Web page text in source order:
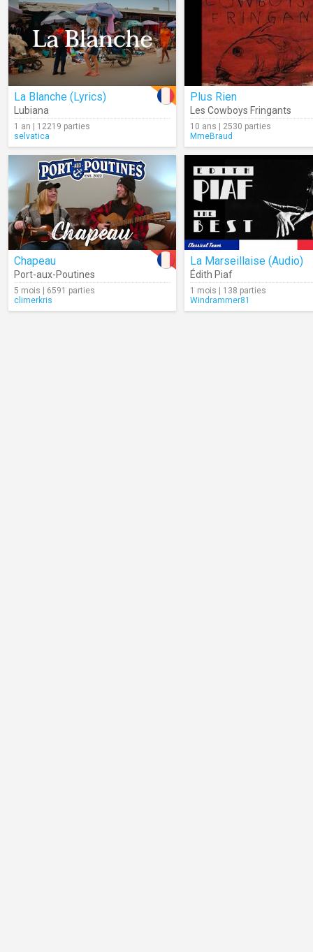
La Blanche (Lyrics)
Lubiana
1 an | 12219 parties
selvatica
Plus Rien
Les Cowboys Fringants
10 ans | 2530 parties
MmeBraud
Chapeau
Port-aux-Poutines
5 mois | 6591 parties
climerkris
La Marseillaise (Audio)
Édith Piaf
1 mois | 138 parties
Windrammer81